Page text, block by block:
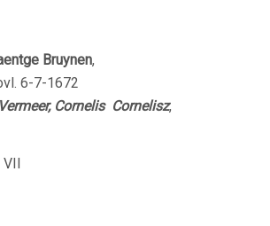
Bruynen,
6-7-1672
Vermeer, Cornelis Cornelisz,
VII